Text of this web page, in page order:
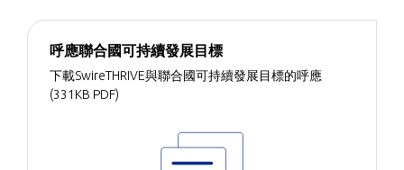
呼應聯合國可持續發展目標
下載SwireTHRIVE與聯合國可持續發展目標的呼應
(331KB PDF)